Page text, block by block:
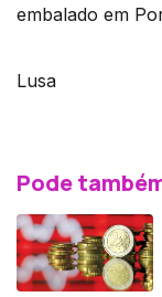
embalado em
Lusa
Pode